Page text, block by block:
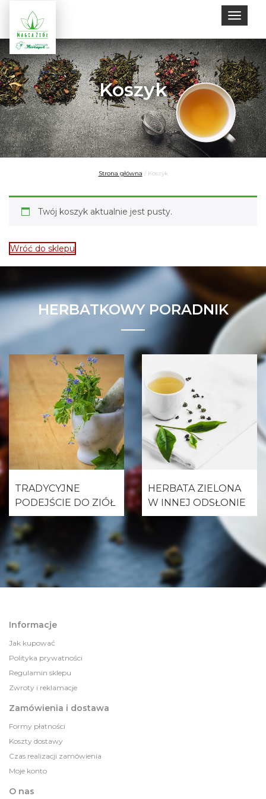
Toggle
Koszyk
Strona główna / Koszyk
Twój koszyk aktualnie jest pusty.
Wróć do sklepu
HERBATKOWY PORADNIK
TRADYCYJNE
PODEJŚCIE DO ZIÓŁ
HERBATA ZIELONA
W INNEJ ODSŁONIE
Informacje
Jak kupować
Polityka prywatności
Regulamin sklepu
Zwroty i reklamacje
Zamówienia i dostawa
Formy płatności
Koszty dostawy
Czas realizacji zamówienia
Moje konto
O nas